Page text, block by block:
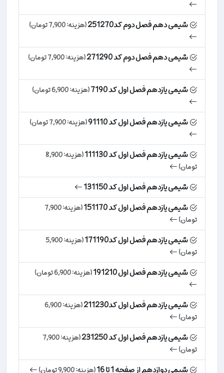
شیمی دهم فصل دوم کد251270 (هزینه: 7,900 تومان)
شیمی دهم فصل دوم کد 271290 (هزینه: 7,900 تومان)
شیمی یازدهم فصل اول کد 7190 (هزینه: 6,900 تومان)
شیمی یازدهم فصل اول کد 91110 (هزینه: 7,900 تومان)
شیمی یازدهم فصل اول کد 111130
(هزینه: 8,900
تومان)
شیمی یازدهم فصل اول کد 131150
شیمی یازدهم فصل اول کد 151170
(هزینه: 7,900
تومان)
شیمی یازدهم فصل اول کد171190
(هزینه: 5,900
تومان)
شیمی یازدهم فصل اول 191210 (هزینه: 6,900 تومان)
شیمی یازدهم فصل اول کد211230
(هزینه: 6,900
تومان)
شیمی یازدهم فصل اول کد 231250
(هزینه: 7,900
تومان)
شیمی دوازدهم از صفحه 1 تا 16 (هزینه: 9,900 تومان)